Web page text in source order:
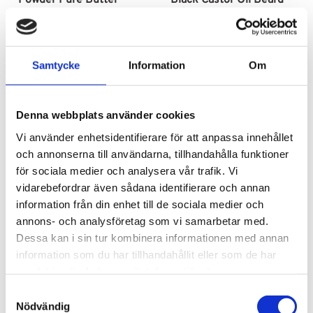
Samtycke Information Om
Denna webbplats använder cookies
Vi använder enhetsidentifierare för att anpassa innehållet
och annonserna till användarna, tillhandahålla funktioner
för sociala medier och analysera vår trafik. Vi
vidarebefordrar även sådana identifierare och annan
information från din enhet till de sociala medier och
annons- och analysföretag som vi samarbetar med.
Dessa kan i sin tur kombinera informationen med annan
information som du har tillhandahållit eller som de har
Nödvändig
149kr
Lägg till i favoriter Lägg till i
Moroccan Rose